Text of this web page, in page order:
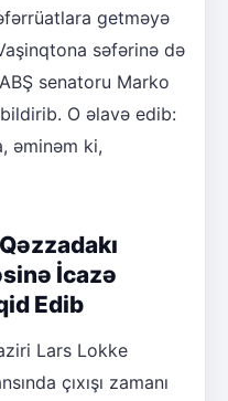
getməyə
səfərinə də
senatoru Marko
O əlavə edib:
əminəm ki,
İcazə
Edib
Lars Lokke
çıxışı zamanı